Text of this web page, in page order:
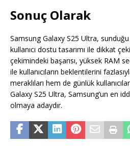
Sonuç Olarak
Samsung Galaxy S25 Ultra,
kullanıcı dostu tasarımı ile dikkat
çekimindeki başarısı, yüksek RAM
ile kullanıcıların beklentilerini
meraklıları hem de günlük
Galaxy S25 Ultra, Samsung’un en
olmaya adaydır.